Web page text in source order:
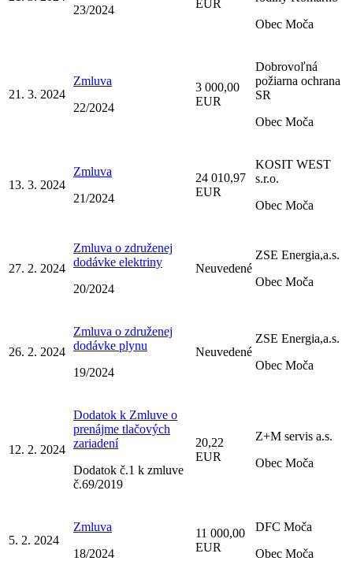
23/2024
EUR
Obec Moča
21. 3. 2024
Zmluva
22/2024
3 000,00
EUR
Dobrovoľná
požiarna ochrana
SR
Obec Moča
13. 3. 2024
Zmluva
21/2024
24 010,97
EUR
KOSIT WEST
s.r.o.
Obec Moča
27. 2. 2024
Zmluva o združenej
dodávke elektriny
20/2024
Neuvedené
ZSE Energia,a.s.
Obec Moča
26. 2. 2024
Zmluva o združenej
dodávke plynu
19/2024
Neuvedené
ZSE Energia,a.s.
Obec Moča
12. 2. 2024
Dodatok k Zmluve o
prenájme tlačových
zariadení
Dodatok č.1 k zmluve
č.69/2019
20,22
EUR
Z+M servis a.s.
Obec Moča
5. 2. 2024
Zmluva
18/2024
11 000,00
EUR
DFC Moča
Obec Moča